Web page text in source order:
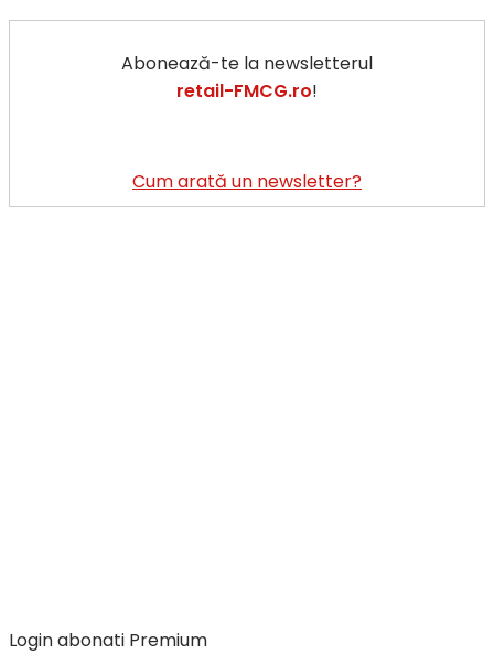
Abonează-te la newsletterul
retail-FMCG.ro!
Cum arată un newsletter?
Login abonati Premium